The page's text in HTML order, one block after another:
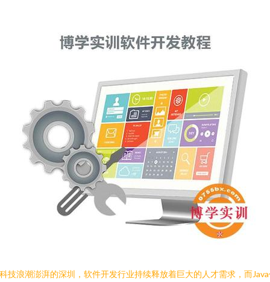
技浪潮澎湃的深圳，软件开发行业持续释放着巨大的人才需求，而